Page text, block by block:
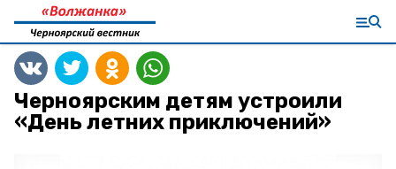
Черноярским детям устроили
«День летних приключений»